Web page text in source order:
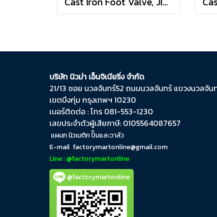
บริษัท นิวม่า เอ็นจิเนียริ่ง จำกัด
21/13 ซอย นวลจันทร์​52 ถนน​นวลจันทร์​ แขวง​นวลจัน
เขต​บึงกุ่ม​ กรุงเทพฯ​ 10230
เบอร์ติดต่อ : โทร 081-553-1230
เลขประจำตัวผู้เสียภาษี: 0105564087657
แผนก นิวเมติก ปั๊มและวาล์ว
E-mail factorymartonline@gmail.com
Line : @factorymartonline
@factorymartonline